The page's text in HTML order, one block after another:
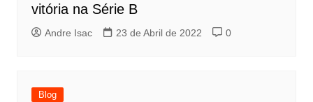
vitória na Série B
Andre Isac 23 de Abril de 2022 0
Blog